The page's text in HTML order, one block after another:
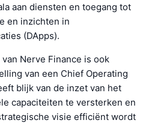
aan diensten en toegang tot
en inzichten in
(DApps).
Nerve Finance is ook
van een Chief Operating
blijk van de inzet van het
capaciteiten te versterken en
visie efficiënt wordt